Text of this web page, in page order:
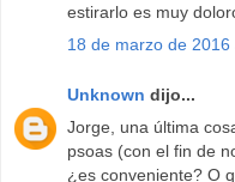
estirarlo es muy
18 de marzo de 2016
Unknown dijo...
Jorge, una última
psoas (con el fin de
¿es conveniente? O